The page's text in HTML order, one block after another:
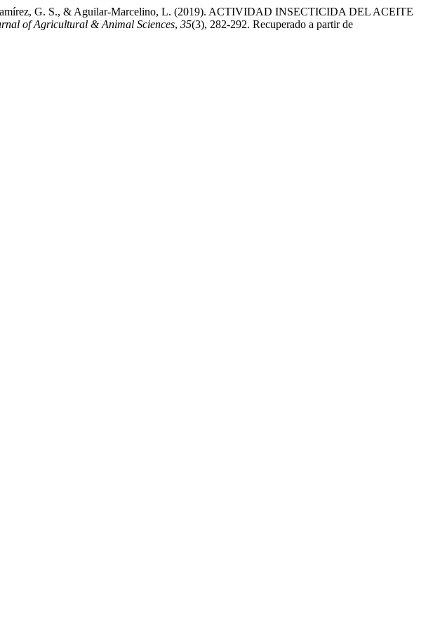
G. S., & Aguilar-Marcelino, L. (2019). ACTIVIDAD INSECTICIDA DEL ACEITE
of Agricultural & Animal Sciences, 35(3), 282-292. Recuperado a partir de